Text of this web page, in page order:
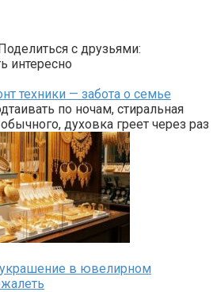
с друзьями:
интересно
техники — забота о семье
по ночам, стиральная
духовка греет через раз
украшение в ювелирном